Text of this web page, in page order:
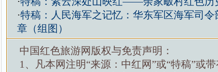
·特稿：人民海军之记忆：华东军区海军司令
章（组图）
中国红色旅游网版权与免责声明：
1、凡本网注明“来源：中红网”或“特稿”或